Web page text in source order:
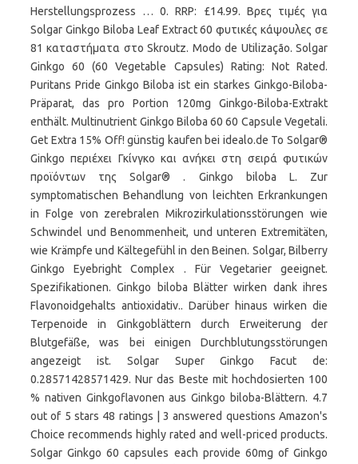
Herstellungsprozess … 0. RRP: £14.99. Βρες τιμές για
Solgar Ginkgo Biloba Leaf Extract 60 φυτικές κάψουλες σε
81 καταστήματα στο Skroutz. Modo de Utilização. Solgar
Ginkgo 60 (60 Vegetable Capsules) Rating: Not Rated.
Puritans Pride Ginkgo Biloba ist ein starkes Ginkgo-Biloba-
Präparat, das pro Portion 120mg Ginkgo-Biloba-Extrakt
enthält. Multinutrient Ginkgo Biloba 60 60 Capsule Vegetali.
Get Extra 15% Off! günstig kaufen bei idealo.de Το Solgar®
Ginkgo περιέχει Γκίνγκο και ανήκει στη σειρά φυτικών
προϊόντων της Solgar® . Ginkgo biloba L. Zur
symptomatischen Behandlung von leichten Erkrankungen
in Folge von zerebralen Mikrozirkulationsstörungen wie
Schwindel und Benommenheit, und unteren Extremitäten,
wie Krämpfe und Kältegefühl in den Beinen. Solgar, Bilberry
Ginkgo Eyebright Complex . Für Vegetarier geeignet.
Spezifikationen. Ginkgo biloba Blätter wirken dank ihres
Flavonoidgehalts antioxidativ.. Darüber hinaus wirken die
Terpenoide in Ginkgoblättern durch Erweiterung der
Blutgefäße, was bei einigen Durchblutungsstörungen
angezeigt ist. Solgar Super Ginkgo Facut de:
0.28571428571429. Nur das Beste mit hochdosierten 100
% nativen Ginkgoflavonen aus Ginkgo biloba-Blättern. 4.7
out of 5 stars 48 ratings | 3 answered questions Amazon's
Choice recommends highly rated and well-priced products.
Solgar Ginkgo 60 capsules each provide 60mg of Ginkgo